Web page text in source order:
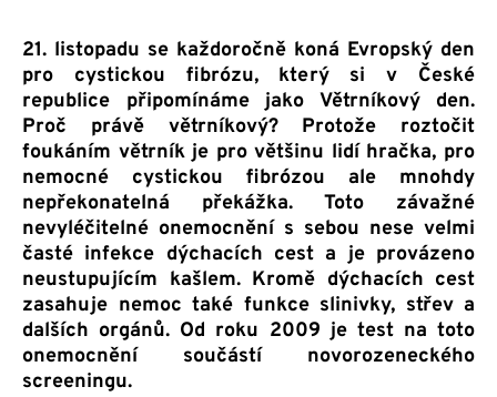
21. listopadu se každoročně koná Evropský den
pro cystickou fibrózu, který si v České
republice připomínáme jako Větrníkový den.
Proč právě větrníkový? Protože roztočit
foukáním větrník je pro většinu lidí hračka, pro
nemocné cystickou fibrózou ale mnohdy
nepřekonatelná překážka. Toto závažné
nevyléčitelné onemocnění s sebou nese velmi
časté infekce dýchacích cest a je provázeno
neustupujícím kašlem. Kromě dýchacích cest
zasahuje nemoc také funkce slinivky, střev a
dalších orgánů. Od roku 2009 je test na toto
onemocnění součástí novorozeneckého
screeningu.